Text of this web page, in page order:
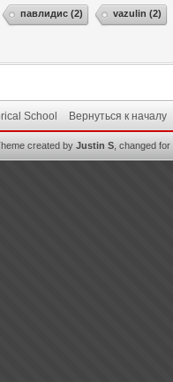
павлидис (2) vazulin (2)
School Вернуться к началу
created by Justin S , changed